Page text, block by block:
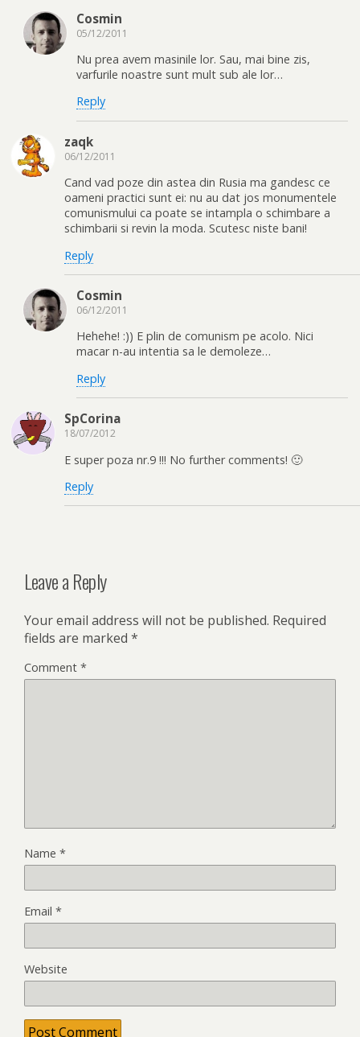
Cosmin
05/12/2011
Nu prea avem masinile lor. Sau, mai bine zis,
varfurile noastre sunt mult sub ale lor…
Reply
zaqk
06/12/2011
Cand vad poze din astea din Rusia ma gandesc ce
oameni practici sunt ei: nu au dat jos monumentele
comunismului ca poate se intampla o schimbare a
schimbarii si revin la moda. Scutesc niste bani!
Reply
Cosmin
06/12/2011
Hehehe! :)) E plin de comunism pe acolo. Nici
macar n-au intentia sa le demoleze…
Reply
SpCorina
18/07/2012
E super poza nr.9 !!! No further comments! 🙂
Reply
Leave a Reply
Your email address will not be published. Required
fields are marked *
Comment *
Name *
Email *
Website